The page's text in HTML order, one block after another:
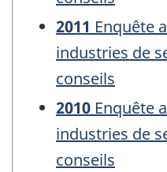
2011 Enquête
industries de
conseils
2010 Enquête
industries de
conseils